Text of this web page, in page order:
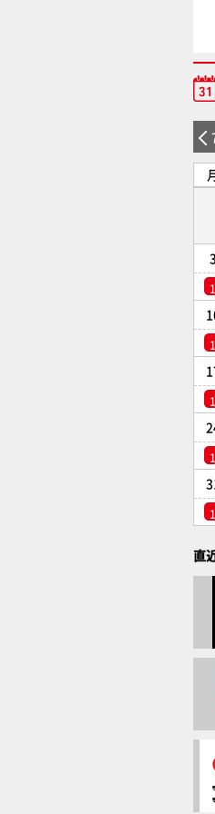
1
1
1
1
1
直